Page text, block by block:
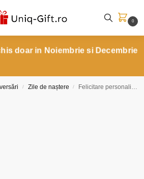
0
doar in Noiembrie si Decembrie
/ Zile de naștere / Felicitare personalizată amuzanta un lenes indragostit